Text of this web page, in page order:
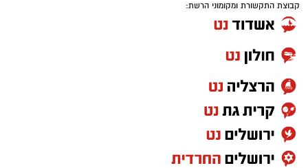
קבוצת התקשורת ומקומוני הרשת: